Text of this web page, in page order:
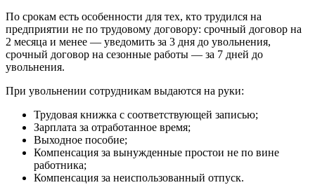
По срокам есть особенности для тех, кто трудился на
предприятии не по трудовому договору: срочный договор на
2 месяца и менее — уведомить за 3 дня до увольнения,
срочный договор на сезонные работы — за 7 дней до
увольнения.
При увольнении сотрудникам выдаются на руки:
Трудовая книжка с соответствующей записью;
Зарплата за отработанное время;
Выходное пособие;
Компенсация за вынужденные простои не по вине
работника;
Компенсация за неиспользованный отпуск.